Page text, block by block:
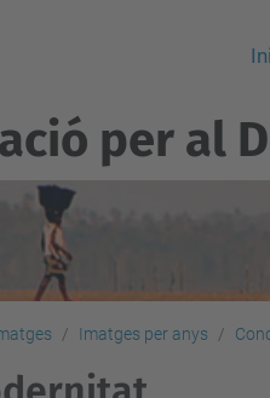
per al
Imatges per anys